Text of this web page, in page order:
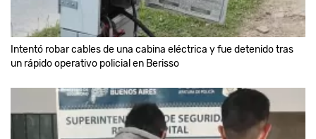
Intentó robar cables de una cabina eléctrica y fue detenido tras
un rápido operativo policial en Berisso